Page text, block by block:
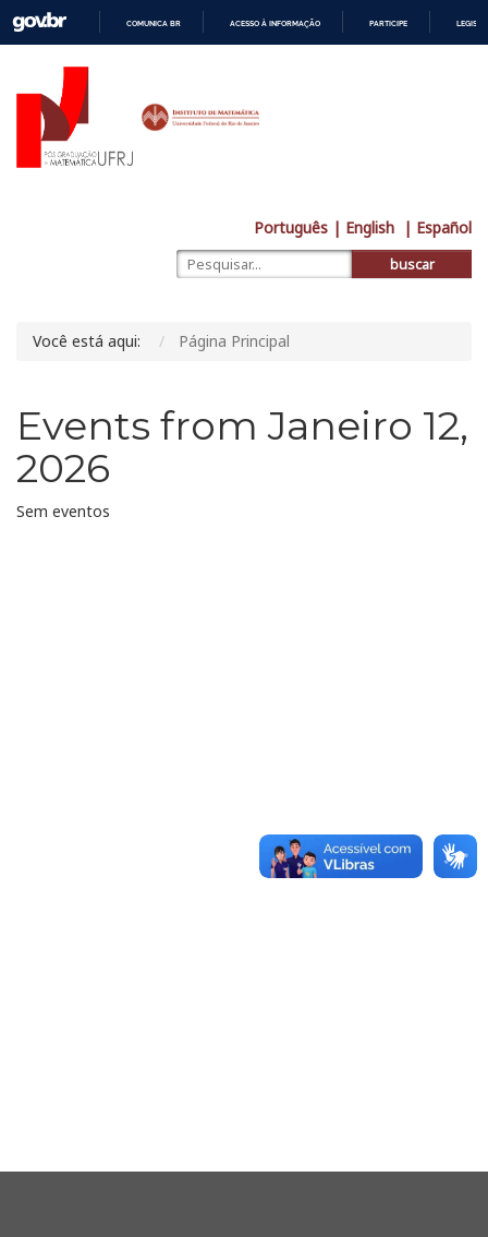
COMUNICA BR ACESSO À INFORMAÇÃO PARTICIPE
Português | English | Español
buscar
Você está aqui: Página Principal
Events from Janeiro 12,
2026
Sem eventos